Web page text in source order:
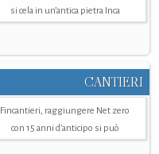
si cela in un’antica pietra Inca
CANTIERI
Fincantieri, raggiungere Net zero
con 15 anni d'anticipo si può